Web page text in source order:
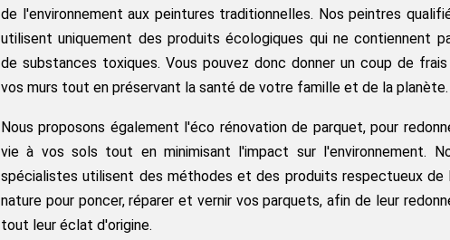
de l'environnement aux peintures traditionnelles. Nos peintres
utilisent uniquement des produits écologiques qui ne contiennent
de substances toxiques. Vous pouvez donc donner un coup de frais
vos murs tout en préservant la santé de votre famille et de la planète.
Nous proposons également l'éco rénovation de parquet, pour
vie à vos sols tout en minimisant l'impact sur l'environnement.
spécialistes utilisent des méthodes et des produits respectueux de
nature pour poncer, réparer et vernir vos parquets, afin de leur
tout leur éclat d'origine.